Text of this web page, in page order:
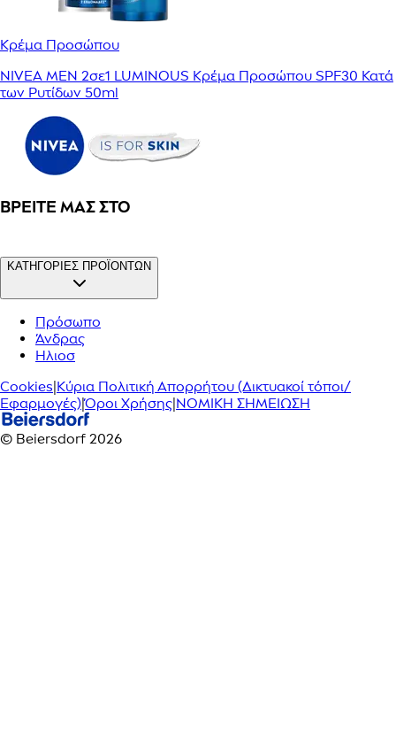
Κρέμα Προσώπου
NIVEA MEN 2σε1 LUMINOUS Κρέμα Προσώπου SPF30 Κατά
των Ρυτίδων 50ml
ΒΡΕΊΤΕ ΜΑΣ ΣΤΟ
ΚΑΤΗΓΟΡΙΕΣ ΠΡΟΪΟΝΤΩΝ
Πρόσωπο
Άνδρας
Ηλιοσ
Cookies|Κύρια Πολιτική Απορρήτου (Δικτυακοί τόποι/
Εφαρμογές)|Όροι Χρήσης|ΝΟΜΙΚΗ ΣΗΜΕΙΩΣΗ
© Beiersdorf 2026